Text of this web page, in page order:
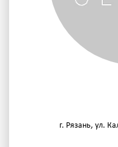
г. Рязань, ул.